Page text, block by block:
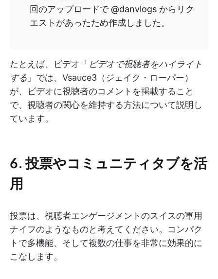
回のアップロードで @danvlogs からリク
エストがあったため作成しました。
たとえば、ビデオ「 ビデオで視聴者をハイライト
する 」では、Vsauce3（ジェイク・ローパー）
が、ビデオに視聴者のコメントを掲載すること
で、視聴者の関心を維持する方法について説明し
ています。
6. 投票やコミュニティタブを活
用
投票は、視聴者エンゲージメントのスイスの軍用
ナイフのようなものと考えてください。コンパク
トで多機能、そして複数の仕事を非常に効果的に
こなします。